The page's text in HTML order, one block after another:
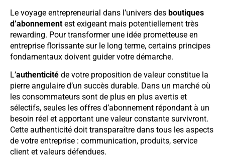
Le voyage entrepreneurial dans l’univers des boutiques
d’abonnement est exigeant mais potentiellement très
rewarding. Pour transformer une idée prometteuse en
entreprise florissante sur le long terme, certains principes
fondamentaux doivent guider votre démarche.
L’authenticité de votre proposition de valeur constitue la
pierre angulaire d’un succès durable. Dans un marché où
les consommateurs sont de plus en plus avertis et
sélectifs, seules les offres d’abonnement répondant à un
besoin réel et apportant une valeur constante survivront.
Cette authenticité doit transparaître dans tous les aspects
de votre entreprise : communication, produits, service
client et valeurs défendues.